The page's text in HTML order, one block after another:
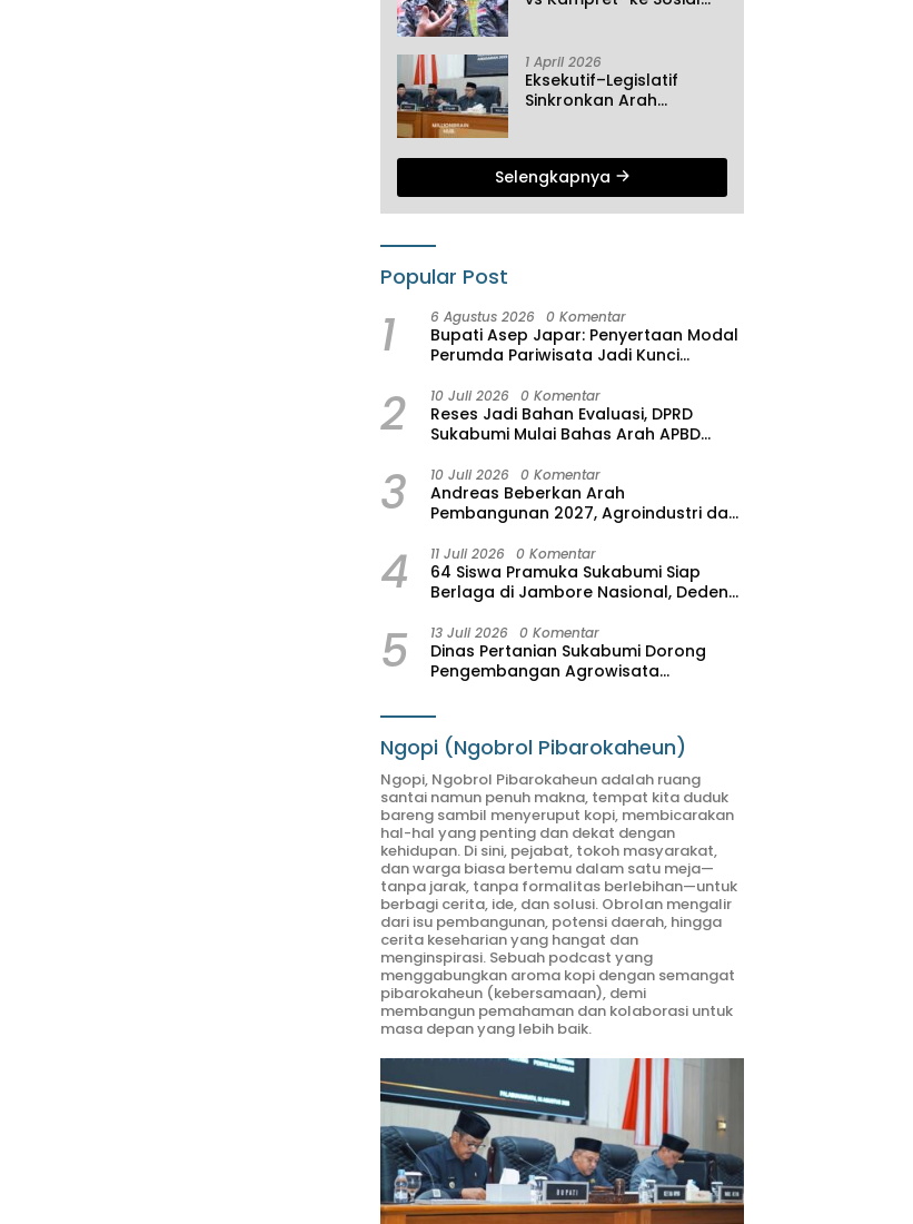
1 April 2026
Eksekutif–Legislatif
Sinkronkan Arah
Dibahas di Paripurna ke-
2 DPRD Sukabumi
Selengkapnya
Popular Post
1 6 Agustus 2026 0 Komentar
Bupati Asep Japar: Penyertaan Modal
Perumda Pariwisata Jadi Kunci
2 10 Juli 2026 0 Komentar
Reses Jadi Bahan Evaluasi, DPRD
Sukabumi Mulai Bahas Arah APBD
3 10 Juli 2026 0 Komentar
Andreas Beberkan Arah
Pembangunan 2027, Agroindustri dan
Ekonomi
4 11 Juli 2026 0 Komentar
64 Siswa Pramuka Sukabumi Siap
Berlaga di Jambore Nasional, Deden
Hasil Seleksi
5 13 Juli 2026 0 Komentar
Dinas Pertanian Sukabumi Dorong
Pengembangan Agrowisata
Resmi Jadi Destinasi Wisata Baru
Ngopi (Ngobrol Pibarokaheun)
Ngopi, Ngobrol Pibarokaheun adalah ruang
santai namun penuh makna, tempat kita duduk
bareng sambil menyeruput kopi, membicarakan
hal-hal yang penting dan dekat dengan
kehidupan. Di sini, pejabat, tokoh masyarakat,
dan warga biasa bertemu dalam satu meja—
tanpa jarak, tanpa formalitas berlebihan—untuk
berbagi cerita, ide, dan solusi. Obrolan mengalir
dari isu pembangunan, potensi daerah, hingga
cerita keseharian yang hangat dan
menginspirasi. Sebuah podcast yang
menggabungkan aroma kopi dengan semangat
pibarokaheun (kebersamaan), demi
membangun pemahaman dan kolaborasi untuk
masa depan yang lebih baik.